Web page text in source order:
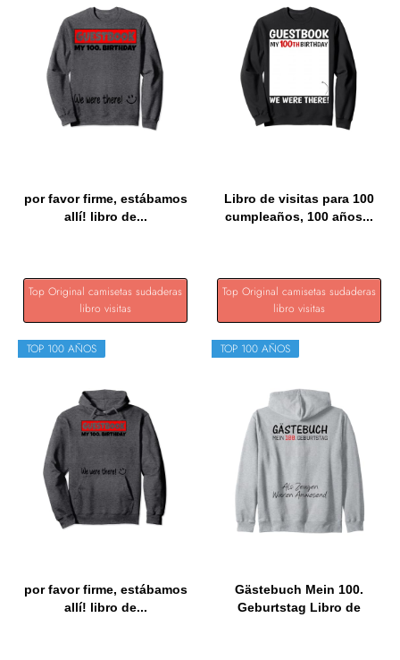
por favor firme, estábamos
allí! libro de...
Top Original camisetas sudaderas
libro visitas
Libro de visitas para 100
cumpleaños, 100 años...
Top Original camisetas sudaderas
libro visitas
TOP 100 AÑOS
por favor firme, estábamos
allí! libro de...
TOP 100 AÑOS
Gästebuch Mein 100.
Geburtstag Libro de